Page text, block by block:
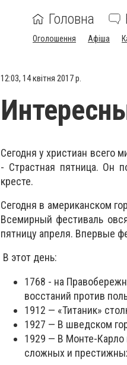
Головна
Оголошення Афіша
12:03, 14 квітня 2017 р.
Сегодня у христиан всего
- Страстная пятница. Он
кресте.
Сегодня в американском
Всемирный фестиваль
пятницу апреля. Впервые
В этот день:
1768 - на
восстаний против
1912 — «Титаник»
1927 — В шведском
1929 — В Монте-Карло
сложных и